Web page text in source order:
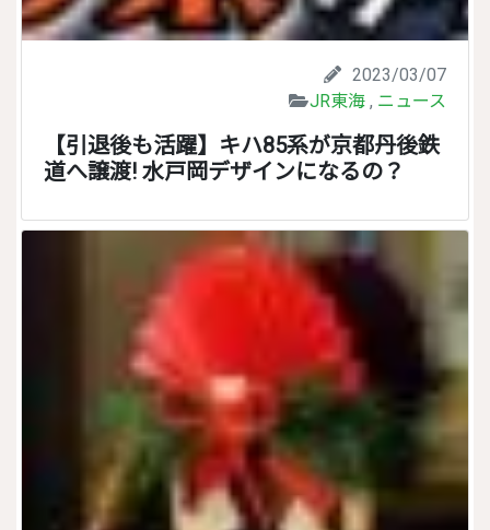
2023/03/07
JR東海 , ニュース
【引退後も活躍】キハ85系が京都丹後鉄
道へ譲渡! 水戸岡デザインになるの？